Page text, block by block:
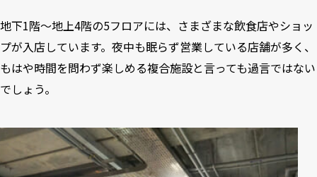
地下1階〜地上4階の5フロアには、さまざまな飲食店やショッ
プが入店しています。夜中も眠らず営業している店舗が多く、
もはや時間を問わず楽しめる複合施設と言っても過言ではない
でしょう。